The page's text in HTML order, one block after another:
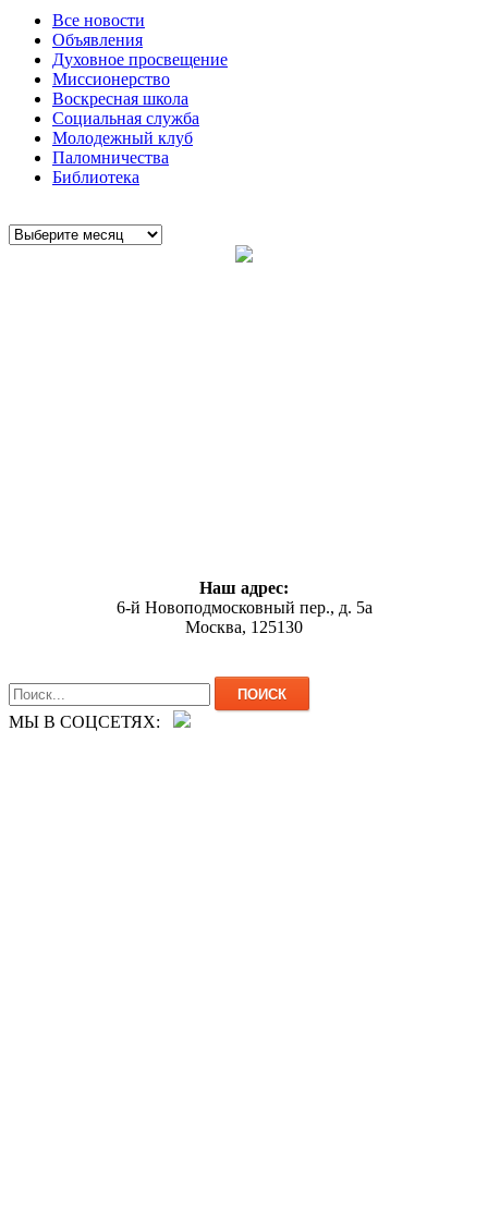
Все новости
Объявления
Духовное просвещение
Миссионерство
Воскресная школа
Социальная служба
Молодежный клуб
Паломничества
Библиотека
Наш адрес:
6-й Новоподмосковный пер., д. 5а
Москва, 125130
МЫ В СОЦСЕТЯХ: